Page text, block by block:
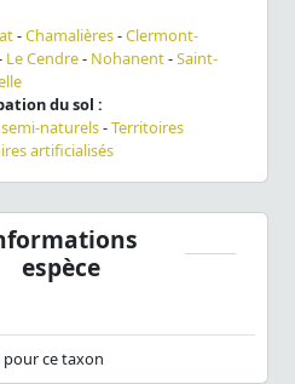
-Chamalières-Clermont-
Le Cendre- Nohanent-Saint-
du sol :
naturels-Territoires
artificialisés
espèce
pour ce taxon